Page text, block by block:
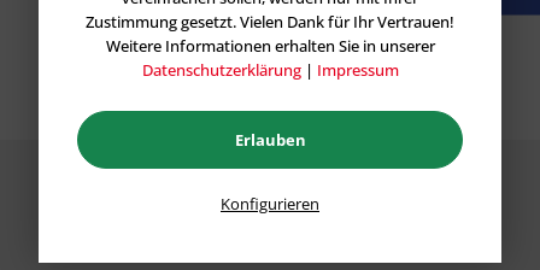
Zustimmung gesetzt. Vielen Dank für Ihr Vertrauen!
Weitere Informationen erhalten Sie in unserer
Datenschutzerklärung| Impressum
Erlauben
Konfigurieren